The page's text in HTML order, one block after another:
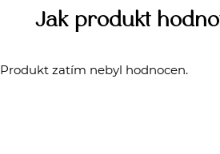
Jak produkt
Produkt zatím nebyl hodnocen.